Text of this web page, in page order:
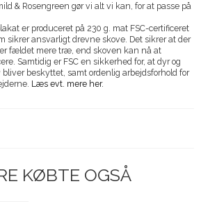
& Rosengreen gør vi alt vi kan, for at passe på
er produceret på 230 g. mat FSC-certificeret
sikrer ansvarligt drevne skove. Det sikrer at der
fældet mere træ, end skoven kan nå at
Samtidig er FSC en sikkerhed for, at dyr og
beskyttet, samt ordenlig arbejdsforhold for
Læs evt. mere her.
KØBTE OGSÅ